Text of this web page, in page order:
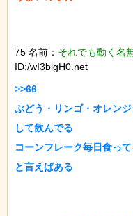
75 名前： それでも動く名
ID:/wI3bigH0.net
>>66
ぶどう・リンゴ・オレン
して飲んでる
コーンフレーク毎日食っ
と言えばある